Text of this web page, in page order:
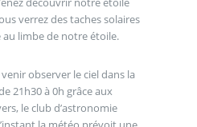
verrez des taches solaires
limbe de notre étoile.
observer le ciel dans la
21h30 à 0h grâce aux
le club d’astronomie